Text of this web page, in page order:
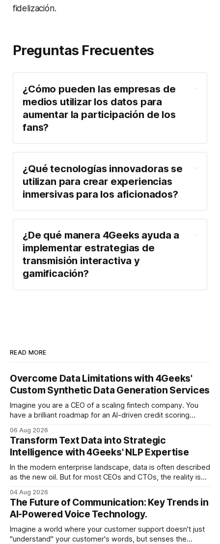
fidelización.
Preguntas Frecuentes
¿Cómo pueden las empresas de
medios utilizar los datos para
aumentar la participación de los
fans?
¿Qué tecnologías innovadoras se
utilizan para crear experiencias
inmersivas para los aficionados?
¿De qué manera 4Geeks ayuda a
implementar estrategias de
transmisión interactiva y
gamificación?
READ MORE
Overcome Data Limitations with 4Geeks'
Custom Synthetic Data Generation Services
Imagine you are a CEO of a scaling fintech company. You
have a brilliant roadmap for an AI-driven credit scoring
have the talent, the infrastructure, and the ambition. But
there is one glaring wall in your path: your data is locked
06 Aug 2026
Transform Text Data into Strategic
Intelligence with 4Geeks' NLP Expertise
In the modern enterprise landscape, data is often described
as the new oil. But for most CEOs and CTOs, the reality is
swamp of unstructured text. Emails, customer support
tickets, Slack threads, social media mentions, and PDF
reports contain
04 Aug 2026
The Future of Communication: Key Trends in
AI-Powered Voice Technology.
Imagine a world where your customer support doesn't just
"understand" your customer's words, but senses the